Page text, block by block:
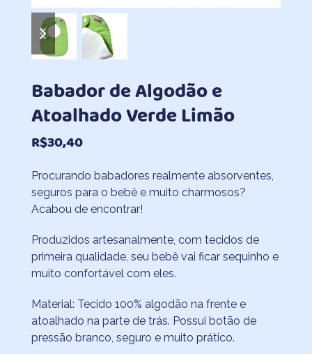
previous
slide
next
slide
Babador de Algodão e
Atoalhado Verde Limão
R$30,40
Procurando babadores realmente absorventes,
seguros para o bebê e muito charmosos?
Acabou de encontrar!
Produzidos artesanalmente, com tecidos de
primeira qualidade, seu bebê vai ficar sequinho e
muito confortável com eles.
Material: Tecido 100% algodão na frente e
atoalhado na parte de trás. Possui botão de
pressão branco, seguro e muito prático.